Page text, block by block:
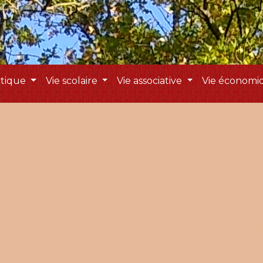
Vie scolaire Vie associative Vie